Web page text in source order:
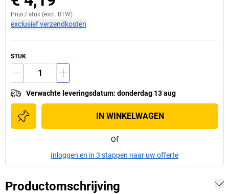
Prijs / stuk (excl. BTW)
exclusief verzendkosten
STUK
Verwachte leveringsdatum: donderdag 13 aug
IN WINKELWAGEN
Of
Inloggen en in 3 stappen naar uw offerte
Productomschrijving